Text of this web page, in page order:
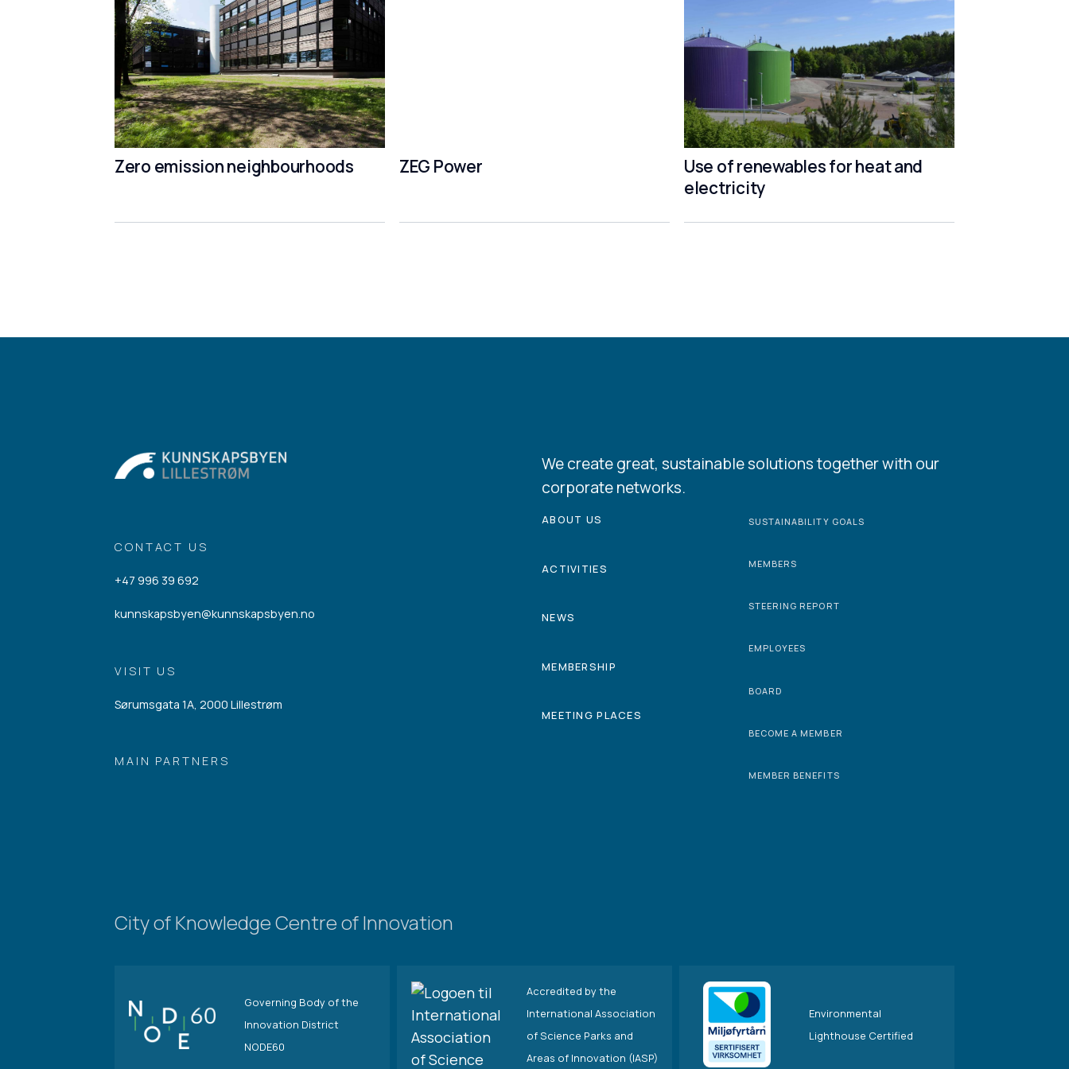
Zero emission neighbourhoods ZEG Power
Use of renewables for heat and
electricity
CONTACT US
+47 996 39 692
kunnskapsbyen@kunnskapsbyen.no
VISIT US
Sørumsgata 1A, 2000 Lillestrøm
MAIN PARTNERS
We create great, sustainable solutions together with our
corporate networks.
ABOUT US
ACTIVITIES
NEWS
MEMBERSHIP
MEETING PLACES
SUSTAINABILITY GOALS
MEMBERS
STEERING REPORT
EMPLOYEES
BOARD
BECOME A MEMBER
MEMBER BENEFITS
City of Knowledge Centre of Innovation
Governing Body of the
Innovation District
NODE60
Accredited by the
International Association
of Science Parks and
Areas of Innovation (IASP)
Environmental
Lighthouse Certified